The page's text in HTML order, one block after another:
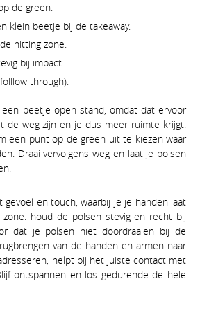
de green.
klein beetje bij de takeaway.
hitting zone.
bij impact.
through).
beetje open stand, omdat dat ervoor
de weg zijn en je dus meer ruimte krijgt.
een punt op de green uit te kiezen waar
Draai vervolgens weg en laat je polsen
gevoel en touch, waarbij je je handen laat
houd de polsen stevig en recht bij
dat je polsen niet doordraaien bij de
van de handen en armen naar
helpt bij het juiste contact met
ontspannen en los gedurende de hele